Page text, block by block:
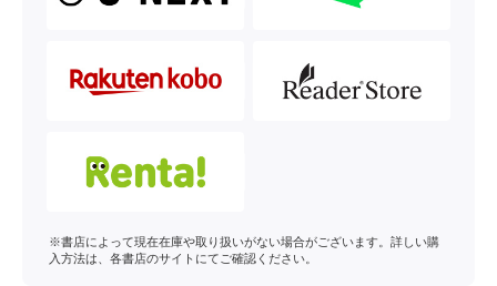
※書店によって現在在庫や取り扱いがない場合がございます。詳しい購
入方法は、各書店のサイトにてご確認ください。